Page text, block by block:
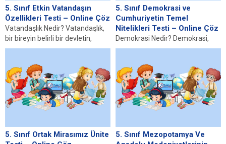
5. Sınıf Etkin Vatandaşın
Özellikleri Testi – Online Çöz
Vatandaşlık Nedir? Vatandaşlık,
bir bireyin belirli bir devletin,
ulusun veya topluluğun üyesi
5. Sınıf Demokrasi ve
Cumhuriyetin Temel
Nitelikleri Testi – Online Çöz
Demokrasi Nedir? Demokrasi,
halkın yönetime katıldığı,
olduğu bir yönetim biçimidir. Bu...
5. Sınıf Ortak Mirasımız Ünite
5. Sınıf Mezopotamya Ve